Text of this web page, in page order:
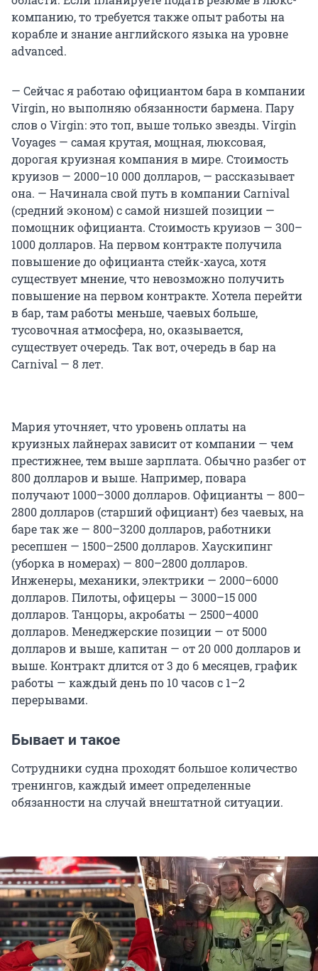
компанию, то требуется также опыт работы на
корабле и знание английского языка на уровне
advanced.
— Сейчас я работаю официантом бара в компании
Virgin, но выполняю обязанности бармена. Пару
слов о Virgin: это топ, выше только звезды. Virgin
Voyages — самая крутая, мощная, люксовая,
дорогая круизная компания в мире. Стоимость
круизов — 2000–10 000 долларов, — рассказывает
она. — Начинала свой путь в компании Carnival
(средний эконом) с самой низшей позиции —
помощник официанта. Стоимость круизов — 300–
1000 долларов. На первом контракте получила
повышение до официанта стейк-хауса, хотя
существует мнение, что невозможно получить
повышение на первом контракте. Хотела перейти
в бар, там работы меньше, чаевых больше,
тусовочная атмосфера, но, оказывается,
существует очередь. Так вот, очередь в бар на
Carnival — 8 лет.
Мария уточняет, что уровень оплаты на
круизных лайнерах зависит от компании — чем
престижнее, тем выше зарплата. Обычно разбег от
800 долларов и выше. Например, повара
получают 1000–3000 долларов. Официанты — 800–
2800 долларов (старший официант) без чаевых, на
баре так же — 800–3200 долларов, работники
ресепшен — 1500–2500 долларов. Хаускипинг
(уборка в номерах) — 800–2800 долларов.
Инженеры, механики, электрики — 2000–6000
долларов. Пилоты, офицеры — 3000–15 000
долларов. Танцоры, акробаты — 2500–4000
долларов. Менеджерские позиции — от 5000
долларов и выше, капитан — от 20 000 долларов и
выше. Контракт длится от 3 до 6 месяцев, график
работы — каждый день по 10 часов с 1–2
перерывами.
Бывает и такое
Сотрудники судна проходят большое количество
тренингов, каждый имеет определенные
обязанности на случай внештатной ситуации.